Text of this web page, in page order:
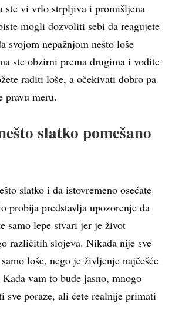
ste vi vrlo strpljiva i promišljena
mogli dozvoliti sebi da reagujete
svojom nepažnjom nešto loše
ste obzirni prema drugima i vodite
raditi loše, a očekivati dobro pa
pravu meru.
slatko pomešano
slatko i da istovremeno osećate
probija predstavlja upozorenje da
samo lepe stvari jer je život
različitih slojeva. Nikada nije sve
loše, nego je življenje najčešće
vam to bude jasno, mnogo
sve poraze, ali ćete realnije primati